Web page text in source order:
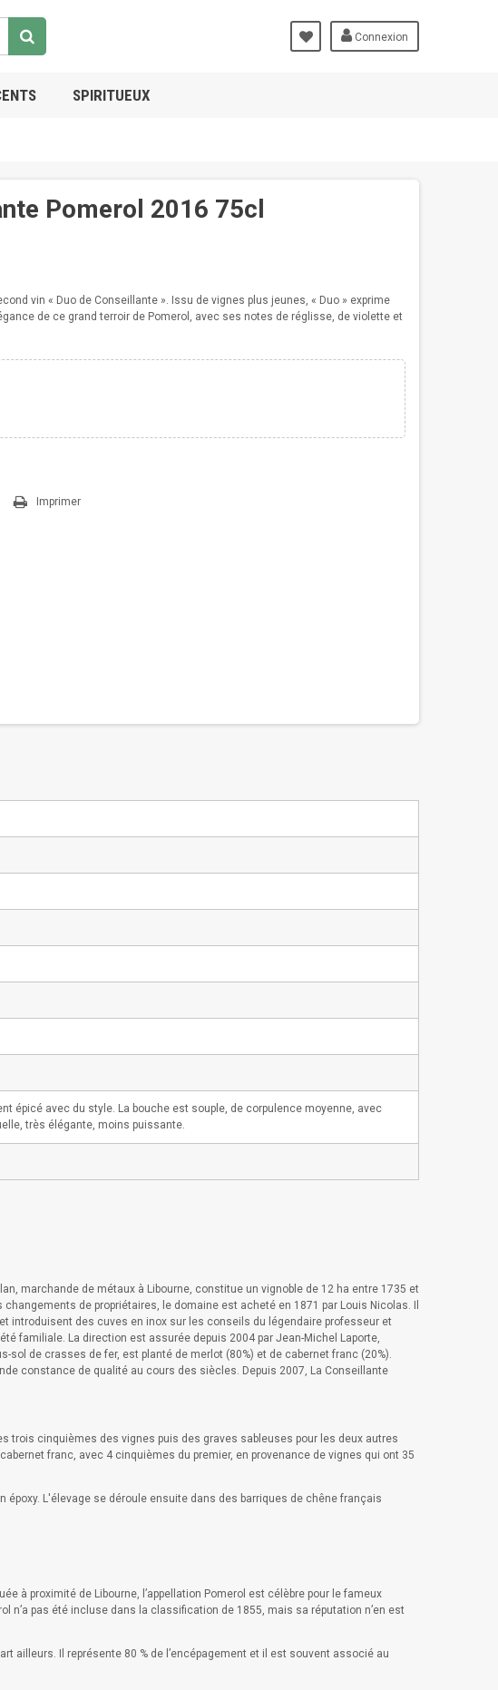
Connexion
SPIRITUEUX
Pomerol 2016 75cl
vin « Duo de Conseillante ». Issu de vignes plus jeunes, « Duo » exprime
de ce grand terroir de Pomerol, avec ses notes de réglisse, de violette et
Imprimer
épicé avec du style. La bouche est souple, de corpulence moyenne, avec
très élégante, moins puissante.
marchande de métaux à Libourne, constitue un vignoble de 12 ha entre 1735 et
de propriétaires, le domaine est acheté en 1871 par Louis Nicolas. Il
introduisent des cuves en inox sur les conseils du légendaire professeur et
familiale. La direction est assurée depuis 2004 par Jean-Michel Laporte,
de crasses de fer, est planté de merlot (80%) et de cabernet franc (20%).
constance de qualité au cours des siècles. Depuis 2007, La Conseillante
trois cinquièmes des vignes puis des graves sableuses pour les deux autres
franc, avec 4 cinquièmes du premier, en provenance de vignes qui ont 35
L'élevage se déroule ensuite dans des barriques de chêne français
à proximité de Libourne, l’appellation Pomerol est célèbre pour le fameux
n’a pas été incluse dans la classification de 1855, mais sa réputation n’en est
ailleurs. Il représente 80 % de l’encépagement et il est souvent associé au